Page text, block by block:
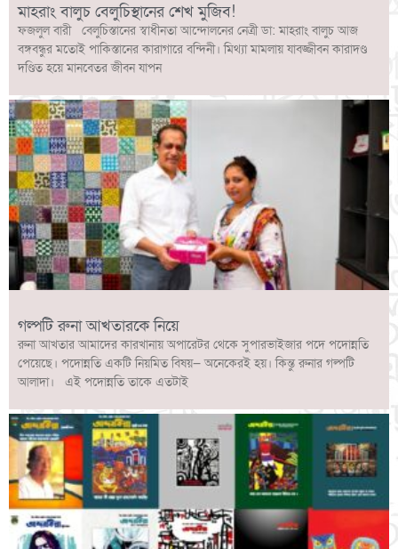
মাহরাং বালুচ বেলুচিস্থানের শেখ মুজিব!
ফজলুল বারী বেলুচিস্তানের স্বাধীনতা আন্দোলনের নেত্রী ডা: মাহরাং বালুচ আজ
বঙ্গবন্ধুর মতোই পাকিস্তানের কারাগারে বন্দিনী। মিথ্যা মামলায় যাবজ্জীবন কারাদণ্ড
দণ্ডিত হয়ে মানবেতর জীবন যাপন
গল্পটি রুনা আখতারকে নিয়ে
রুনা আখতার আমাদের কারখানায় অপারেটর থেকে সুপারভাইজার পদে পদোন্নতি
পেয়েছে। পদোন্নতি একটি নিয়মিত বিষয়— অনেকেরই হয়। কিন্তু রুনার গল্পটি
আলাদা। এই পদোন্নতি তাকে এতটাই